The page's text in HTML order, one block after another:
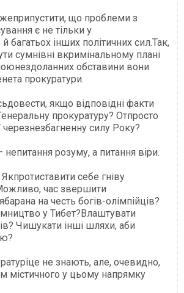
що проблеми з
є не тільки у
багатьох інших політичних сил.Так,
сумнівні вкримінальному плані
обставини вони
прокуратури.
якщо відповідні факти
прокуратуру? Отпросто
черезнезбагненну силу Року?
розуму, а питання віри.
себе гніву
час звершити
на честь богів-олімпійців?
у Тибет?Влаштувати
Чишукати інші шляхи, аби
не знають, але, очевидно,
містичного у цьому напрямку